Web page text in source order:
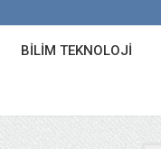
BILIM TEKNOLOJI